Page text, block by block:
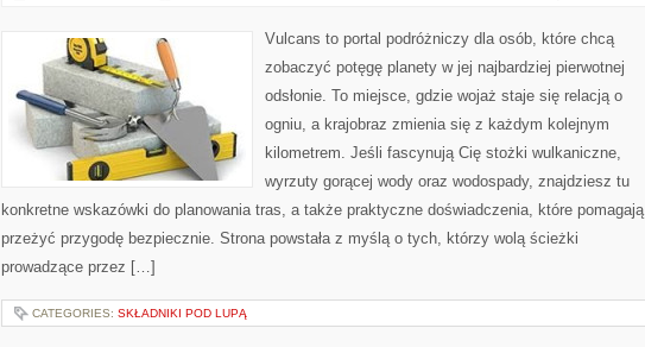
Vulcans to portal podróżniczy dla osób, które chcą
zobaczyć potęgę planety w jej najbardziej pierwotnej
odsłonie. To miejsce, gdzie wojaż staje się relacją o
ogniu, a krajobraz zmienia się z każdym kolejnym
kilometrem. Jeśli fascynują Cię stożki wulkaniczne,
wyrzuty gorącej wody oraz wodospady, znajdziesz tu
konkretne wskazówki do planowania tras, a także praktyczne doświadczenia, które pomagają
przeżyć przygodę bezpiecznie. Strona powstała z myślą o tych, którzy wolą ścieżki
prowadzące przez […]
CATEGORIES: SKŁADNIKI POD LUPĄ